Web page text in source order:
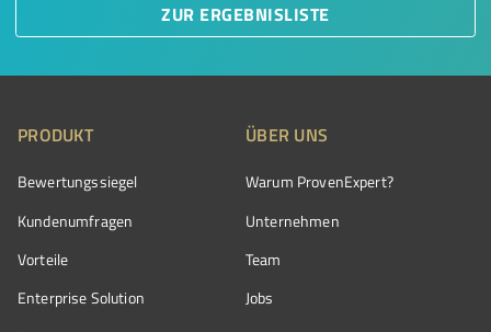
ZUR ERGEBNISLISTE
PRODUKT
Bewertungssiegel
Kundenumfragen
Vorteile
Enterprise Solution
ÜBER UNS
Warum ProvenExpert?
Unternehmen
Team
Jobs